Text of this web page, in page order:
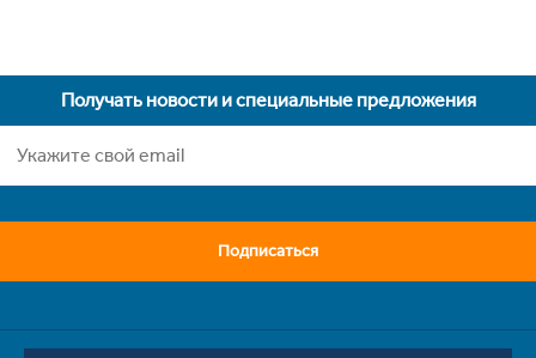
Получать новости и специальные предложения
Подписаться